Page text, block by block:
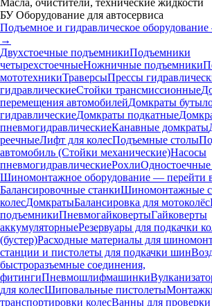
Масла, очистители, технические жидкости
БУ Оборудование для автосервиса
Подъемное и гидравлическое
→
Двухстоечные подъемникиПодъемники
четырехстоечныеНожничные подъемники
мототехникиТраверсыПрессы
гидравлическиеСтойки трансмиссионные
перемещения автомобилейДомкраты
гидравлическиеДомкраты подкатные
пневмогидравлическиеКанавные домкраты
реечныеЛифт для колесПодъемные столы
автомобиль (Стойки механические)Насосы
пневмогидравлическиеРохли
Шиномонтажное оборудование — перейти
Балансировочные станкиШиномонтажные
колесДомкратыБалансировка для мотоколёс
подъемникиПневмогайковертыГайковерты
аккумуляторныеРезервуары для подкачки
(бустер)Расходные материалы для
станции и пистолеты для подкачки шин
быстроразъемные соединения,
фитингиПневмошлифмашинки
для колесШиповальные пистолеты
транспортировки колесВанны для проверки